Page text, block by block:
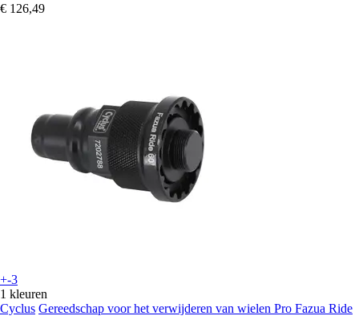
€ 126,49
+-3
1 kleuren
Cyclus Gereedschap voor het verwijderen van wielen Pro Fazua Ride